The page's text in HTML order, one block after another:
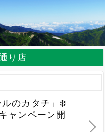
り店
ルのカタチ」❄️
ャンペーン開